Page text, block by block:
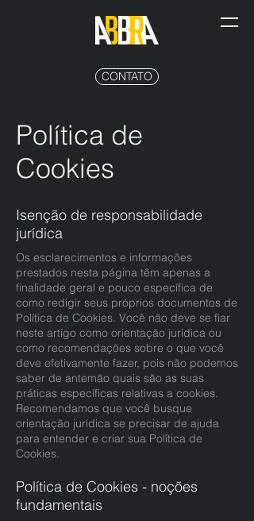
CONTATO
Política de
Cookies
Isenção de responsabilidade
jurídica
Os esclarecimentos e informações
prestados nesta página têm apenas a
finalidade geral e pouco específica de
como redigir seus próprios documentos de
Política de Cookies. Você não deve se fiar
neste artigo como orientação jurídica ou
como recomendações sobre o que você
deve efetivamente fazer, pois não podemos
saber de antemão quais são as suas
práticas específicas relativas a cookies.
Recomendamos que você busque
orientação jurídica se precisar de ajuda
para entender e criar sua Política de
Cookies.
Política de Cookies - noções
fundamentais